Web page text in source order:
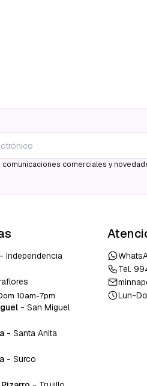
comerciales y
- Independencia
10am-7pm
- San Miguel
- Santa Anita
- Surco
Tel.
Lun-